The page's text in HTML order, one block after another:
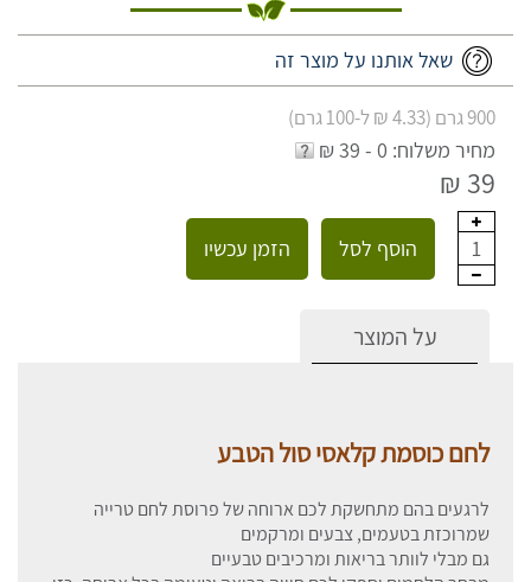
שאל אותנו על מוצר זה
900 גרם (4.33 ₪ ל-100 גרם)
מחיר משלוח: 0 - 39 ₪
39 ₪
1 הוסף לסל הזמן עכשיו
על המוצר
לחם כוסמת קלאסי סול הטבע
לרגעים בהם מתחשקת לכם ארוחה של פרוסת לחם טרייה
שמרוכזת בטעמים, צבעים ומרקמים
גם מבלי לוותר בריאות ומרכיבים טבעיים